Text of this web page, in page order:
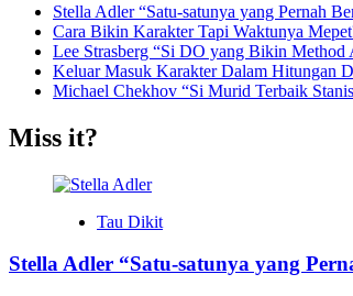
Stella Adler “Satu-satunya yang Pernah
Cara Bikin Karakter Tapi Waktunya
Lee Strasberg “Si DO yang Bikin Method
Keluar Masuk Karakter Dalam Hitungan
Michael Chekhov “Si Murid Terbaik
Miss it?
Tau Dikit
Stella Adler “Satu-satunya yang